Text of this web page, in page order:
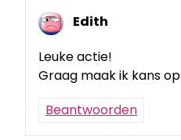
Edith
Leuke actie!
Graag maak ik kans
Beantwoorden